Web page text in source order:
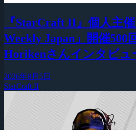
『StarCraft II』個人主
Weekly Japan」開催500
Horikenさんインタビュ
2026年8月5日
StarCraft II